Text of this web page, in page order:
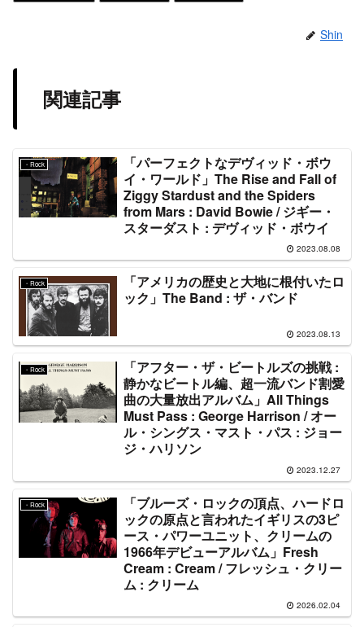
Shin
関連記事
・Rock
「パーフェクトなデヴィッド・ボウ
イ・ワールド」The Rise and Fall of
Ziggy Stardust and the Spiders
from Mars : David Bowie / ジギー・
スターダスト : デヴィッド・ボウイ
2023.08.08
・Rock
「アメリカの歴史と大地に根付いたロ
ック」The Band : ザ・バンド
2023.08.13
・Rock
「アフター・ザ・ビートルズの挑戦 :
静かなビートル編、超一流バンド割愛
曲の大量放出アルバム」All Things
Must Pass : George Harrison / オー
ル・シングス・マスト・パス : ジョー
ジ・ハリソン
2023.12.27
・Rock
「ブルーズ・ロックの頂点、ハードロ
ックの原点と言われたイギリスの3ピ
ース・パワーユニット、クリームの
1966年デビューアルバム」Fresh
Cream : Cream / フレッシュ・クリー
ム : クリーム
2026.02.04